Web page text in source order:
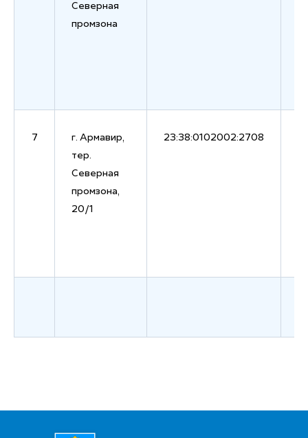
Северная
промзона
7
г. Армавир,
тер.
Северная
промзона,
20/1
23:38:0102002:2708